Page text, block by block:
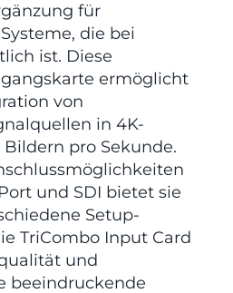
für
die bei
ist. Diese
ermöglicht
von
in 4K-
pro Sekunde.
und SDI bietet sie
Setup-
TriCombo Input Card
und
beeindruckende